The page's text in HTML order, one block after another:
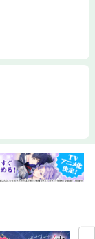
動家となりし乎
Review of the Prev
その4四〇年の陣